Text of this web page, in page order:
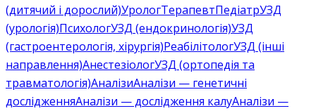
(дитячий і дорослий)УрологТерапевтПедіатрУЗД
(урологія)ПсихологУЗД (ендокринологія)УЗД
(гастроентерологія, хірургія)РеабілітологУЗД (інші
направлення)АнестезіологУЗД (ортопедія та
травматологія)АналізиАналізи — генетичні
дослідженняАналізи — дослідження калуАналізи —